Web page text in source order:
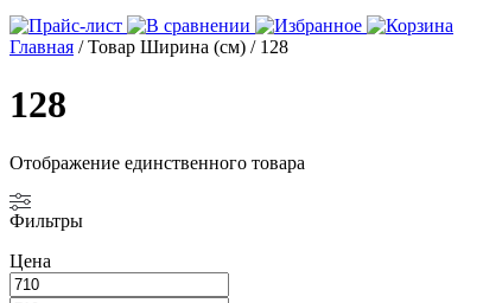
Главная / Товар Ширина (см) / 128
128
Отображение единственного товара
Фильтры
Цена